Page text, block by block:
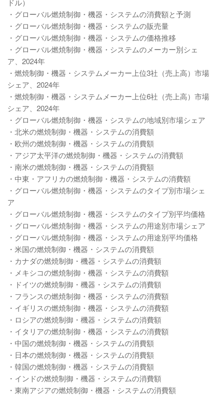
ドル）
・グローバル燃焼制御・機器・システムの消費額と予測
・グローバル燃焼制御・機器・システムの販売量
・グローバル燃焼制御・機器・システムの価格推移
・グローバル燃焼制御・機器・システムのメーカー別シェ
ア、2024年
・燃焼制御・機器・システムメーカー上位3社（売上高）市場
シェア、2024年
・燃焼制御・機器・システムメーカー上位6社（売上高）市場
シェア、2024年
・グローバル燃焼制御・機器・システムの地域別市場シェア
・北米の燃焼制御・機器・システムの消費額
・欧州の燃焼制御・機器・システムの消費額
・アジア太平洋の燃焼制御・機器・システムの消費額
・南米の燃焼制御・機器・システムの消費額
・中東・アフリカの燃焼制御・機器・システムの消費額
・グローバル燃焼制御・機器・システムのタイプ別市場シェ
ア
・グローバル燃焼制御・機器・システムのタイプ別平均価格
・グローバル燃焼制御・機器・システムの用途別市場シェア
・グローバル燃焼制御・機器・システムの用途別平均価格
・米国の燃焼制御・機器・システムの消費額
・カナダの燃焼制御・機器・システムの消費額
・メキシコの燃焼制御・機器・システムの消費額
・ドイツの燃焼制御・機器・システムの消費額
・フランスの燃焼制御・機器・システムの消費額
・イギリスの燃焼制御・機器・システムの消費額
・ロシアの燃焼制御・機器・システムの消費額
・イタリアの燃焼制御・機器・システムの消費額
・中国の燃焼制御・機器・システムの消費額
・日本の燃焼制御・機器・システムの消費額
・韓国の燃焼制御・機器・システムの消費額
・インドの燃焼制御・機器・システムの消費額
・東南アジアの燃焼制御・機器・システムの消費額